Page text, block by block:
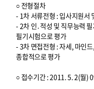
○ 전형절차
- 1차 서류전형 : 입사지원서
- 2차 인․적성 및 직무능력
필기시험으로 평가
- 3차 면접전형 : 자세, 마인
종합적으로 평가
○ 접수기간 : 2011. 5. 2(월)